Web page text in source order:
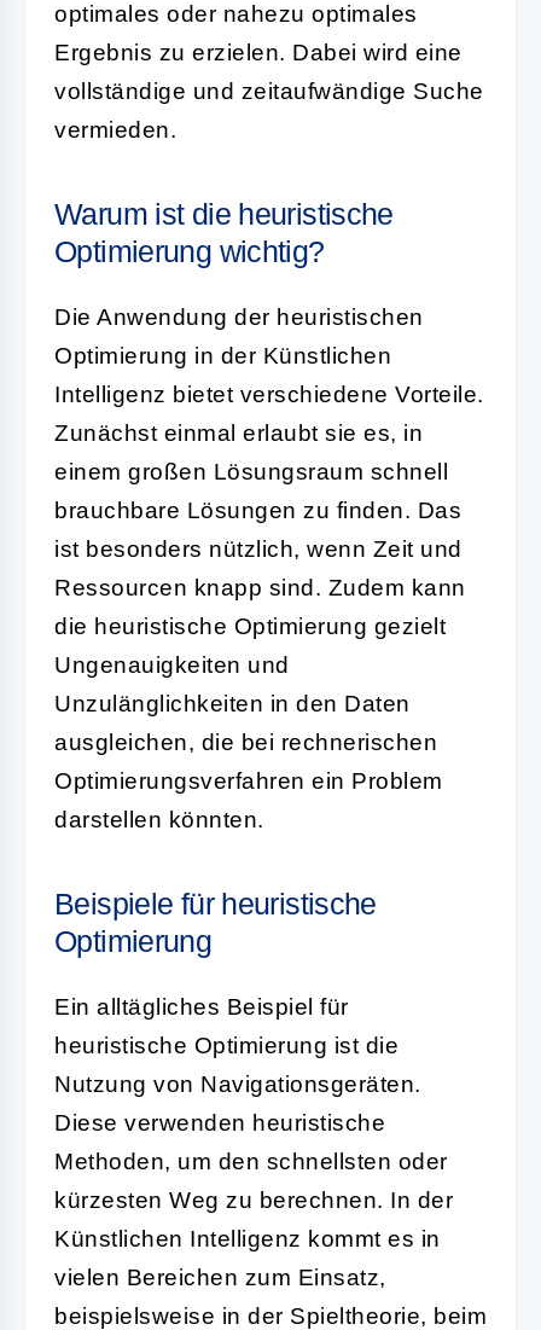
optimales oder nahezu optimales
Ergebnis zu erzielen. Dabei wird eine
vollständige und zeitaufwändige Suche
vermieden.
Warum ist die heuristische
Optimierung wichtig?
Die Anwendung der heuristischen
Optimierung in der Künstlichen
Intelligenz bietet verschiedene Vorteile.
Zunächst einmal erlaubt sie es, in
einem großen Lösungsraum schnell
brauchbare Lösungen zu finden. Das
ist besonders nützlich, wenn Zeit und
Ressourcen knapp sind. Zudem kann
die heuristische Optimierung gezielt
Ungenauigkeiten und
Unzulänglichkeiten in den Daten
ausgleichen, die bei rechnerischen
Optimierungsverfahren ein Problem
darstellen könnten.
Beispiele für heuristische
Optimierung
Ein alltägliches Beispiel für
heuristische Optimierung ist die
Nutzung von Navigationsgeräten.
Diese verwenden heuristische
Methoden, um den schnellsten oder
kürzesten Weg zu berechnen. In der
Künstlichen Intelligenz kommt es in
vielen Bereichen zum Einsatz,
beispielsweise in der Spieltheorie, beim